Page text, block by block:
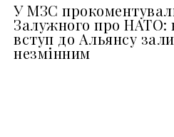
У МЗС
Залужного про НАТО:
вступ до Альянсу
незмінним